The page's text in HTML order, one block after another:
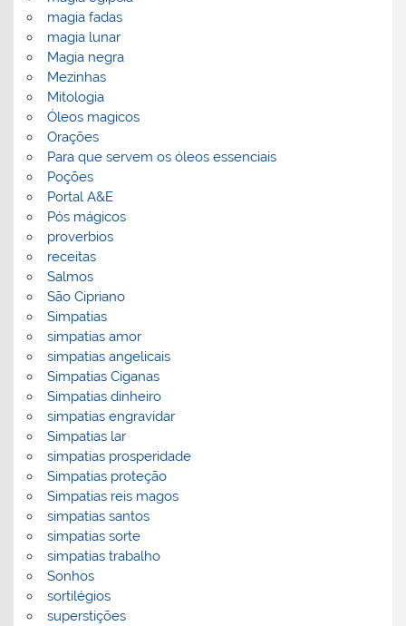
magia fadas
magia lunar
Magia negra
Mezinhas
Mitologia
Óleos magicos
Orações
Para que servem os óleos essenciais
Poções
Portal A&E
Pós mágicos
proverbios
receitas
Salmos
São Cipriano
Simpatias
simpatias amor
simpatias angelicais
Simpatias Ciganas
Simpatias dinheiro
simpatias engravidar
Simpatias lar
simpatias prosperidade
Simpatias proteção
Simpatias reis magos
simpatias santos
simpatias sorte
simpatias trabalho
Sonhos
sortilégios
superstições